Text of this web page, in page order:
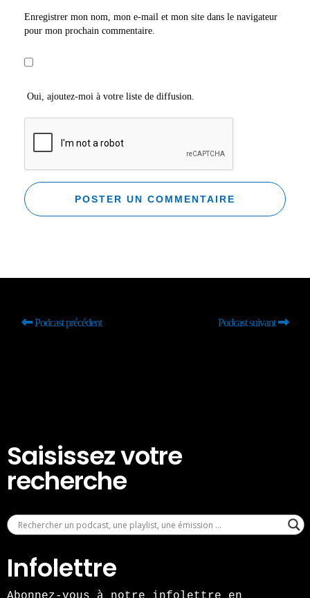
Enregistrer mon nom, mon e-mail et mon site dans le navigateur
pour mon prochain commentaire.
Oui, ajoutez-moi à votre liste de diffusion.
Podcast précédent Podcast suivant
Saisissez votre
recherche
Infolettre
Abonnez-vous à notre infolettre en